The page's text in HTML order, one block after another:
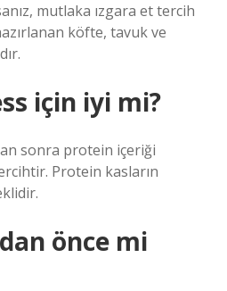
mutlaka ızgara et tercih
köfte, tavuk ve
için iyi mi?
sonra protein içeriği
Protein kasların
önce mi